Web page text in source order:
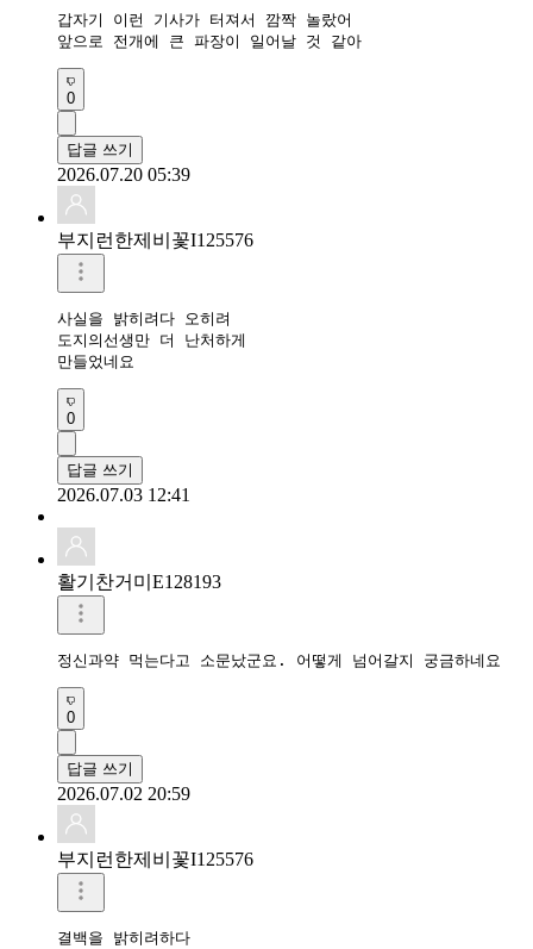
갑자기 이런 기사가 터져서 깜짝 놀랐어
앞으로 전개에 큰 파장이 일어날 것 같아
0
답글 쓰기
2026.07.20 05:39
부지런한제비꽃I125576
사실을 밝히려다 오히려
도지의선생만 더 난처하게
만들었네요
0
답글 쓰기
2026.07.03 12:41
활기찬거미E128193
정신과약 먹는다고 소문났군요. 어떻게 넘어갈지 궁금하네요
0
답글 쓰기
2026.07.02 20:59
부지런한제비꽃I125576
결백을 밝히려하다